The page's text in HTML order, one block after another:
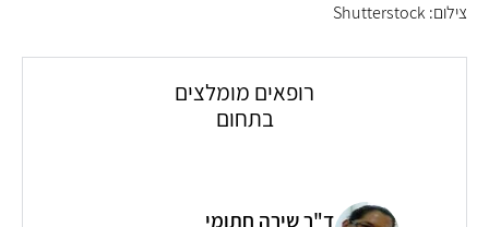
צילום: Shutterstock
רופאים מומלצים
בתחום
ד"ר שירה חתומי